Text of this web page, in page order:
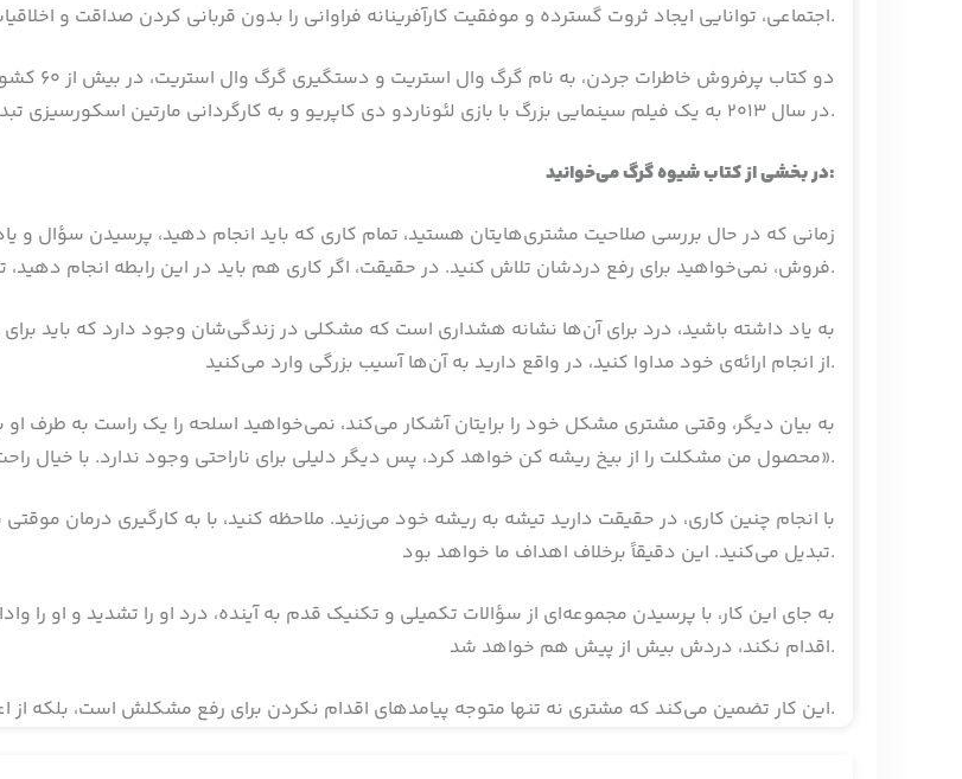
اجتماعی، توانایی ایجاد ثروت گسترده و موفقیت کارآفرینانه فراوانی را بدون قربانی کردن صداقت و اخلاقیات می‌دهد.
در سال 2013 به یک فیلم سینمایی بزرگ با بازی لئوناردو دی کاپریو و به کارگردانی مارتین اسکورسیزی تبدیل شد.
در بخشی از کتاب شیوه گرگمی‌خوانید:
زمانی‌ که در حال بررسی صلاحیت مشتری‌هایتان هستید، تمام کاری که باید انجام دهید، پرسیدن سؤال و
فروش، نمی‌خواهید برای رفع دردشان تلاش کنید. در حقیقت، اگر کاری هم باید در این رابطه انجام دهید، تشدید آن درد است.
به یاد داشته باشید، درد برای‌ آن‌ها نشانه هشداری است که مشکلی در زندگی‌شان وجود دارد که باید برای
از انجام ارائه‌ی خود مداوا کنید، در‌ واقع دارید به‌ آن‌ها آسیب بزرگی وارد می‌کنید.
به بیان دیگر، وقتی مشتری مشکل خود را برایتان آشکار می‌کند، نمی‌خواهید اسلحه را یک راست به طرف
محصول من مشکلت را از بیخ ریشه کن خواهد کرد، پس دیگر دلیلی برای ناراحتی وجود ندارد. با خیال راحت بنشین و من همه چیز را برایت توضیح می‌دهم».
با انجام چنین کاری، در حقیقت دارید تیشه به ریشه خود می‌زنید. ملاحظه کنید، با به‌ کارگیری درمان موقتی
تبدیل می‌کنید. این‌ دقیقاً برخلاف اهداف ما خواهد بود.
به جای این کار، با پرسیدن مجموعه‌ای از سؤالات تکمیلی و تکنیک قدم به آینده، درد او را تشدید و او را
اقدام نکند، دردش بیش از پیش هم خواهد شد.
این کار تضمین می‌کند که مشتری نه تنها متوجه پیامد‌های اقدام نکردن برای رفع مشکلش است، بلکه از اعماق وجود خود نیز آن پیامد‌ها را حس می‌کند.